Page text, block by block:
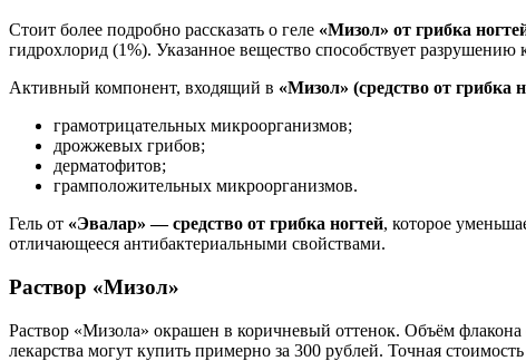
Стоит более подробно рассказать о геле «Мизол» от грибка
гидрохлорид (1%). Указанное вещество способствует
Активный компонент, входящий в «Мизол» (средство от грибка
грамотрицательных микроорганизмов;
дрожжевых грибов;
дерматофитов;
грамположительных микроорганизмов.
Гель от «Эвалар» — средство от грибка ногтей, которое
отличающееся антибактериальными свойствами.
Раствор «Мизол»
Раствор «Мизола» окрашен в коричневый оттенок. Объём
лекарства могут купить примерно за 300 рублей. Точная